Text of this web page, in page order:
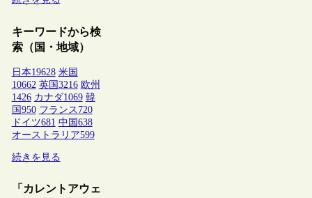
キーワードから検
索（国・地域）
日本19628 米国
10662 英国 3216 欧州
1426 カナダ1069 韓
国 950 フランス 720
ドイツ681 中国 638
オーストラリア599
続きを見る
「カレントアウェ